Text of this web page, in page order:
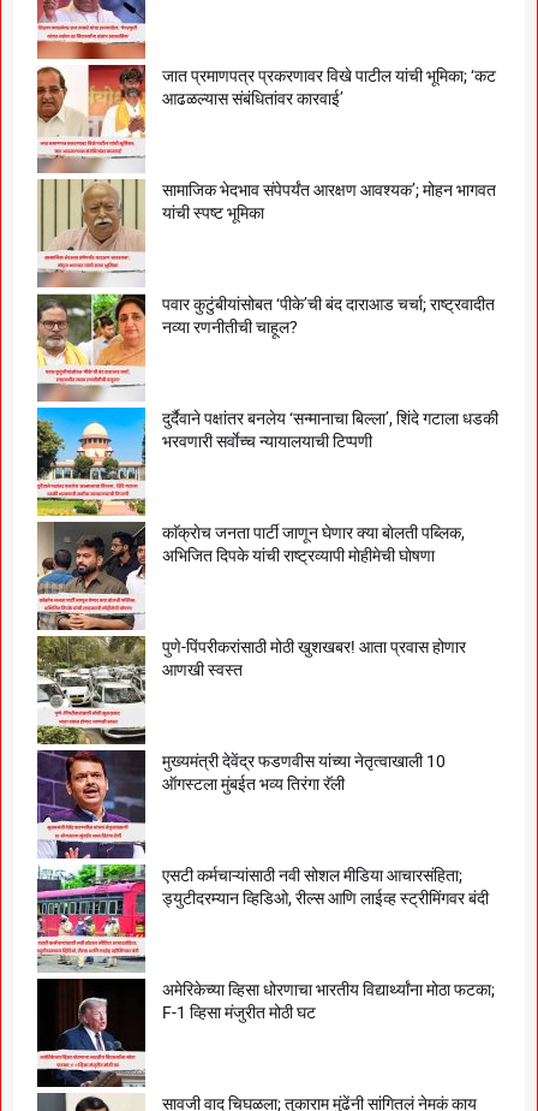
जात प्रमाणपत्र प्रकरणावर विखे पाटील यांची भूमिका; ‘कट
आढळल्यास संबंधितांवर कारवाई’
सामाजिक भेदभाव संपेपर्यंत आरक्षण आवश्यक’; मोहन भागवत
यांची स्पष्ट भूमिका
पवार कुटुंबीयांसोबत ‘पीके’ची बंद दाराआड चर्चा; राष्ट्रवादीत
नव्या रणनीतीची चाहूल?
दुर्दैवाने पक्षांतर बनलेय ‘सन्मानाचा बिल्ला’, शिंदे गटाला धडकी
भरवणारी सर्वाेच्च न्यायालयाची टिप्पणी
काॅक्राेच जनता पार्टी जाणून घेणार क्या बाेलती पब्लिक,
अभिजित दिपके यांची राष्ट्रव्यापी माेहीमेची घाेषणा
पुणे-पिंपरीकरांसाठी मोठी खुशखबर! आता प्रवास होणार
आणखी स्वस्त
मुख्यमंत्री देवेंद्र फडणवीस यांच्या नेतृत्वाखाली 10
ऑगस्टला मुंबईत भव्य तिरंगा रॅली
एसटी कर्मचाऱ्यांसाठी नवी सोशल मीडिया आचारसंहिता;
ड्युटीदरम्यान व्हिडिओ, रील्स आणि लाईव्ह स्ट्रीमिंगवर बंदी
अमेरिकेच्या व्हिसा धोरणाचा भारतीय विद्यार्थ्यांना मोठा फटका;
F-1 व्हिसा मंजुरीत मोठी घट
सावजी वाद चिघळला; तुकाराम मुंढेंनी सांगितलं नेमकं काय